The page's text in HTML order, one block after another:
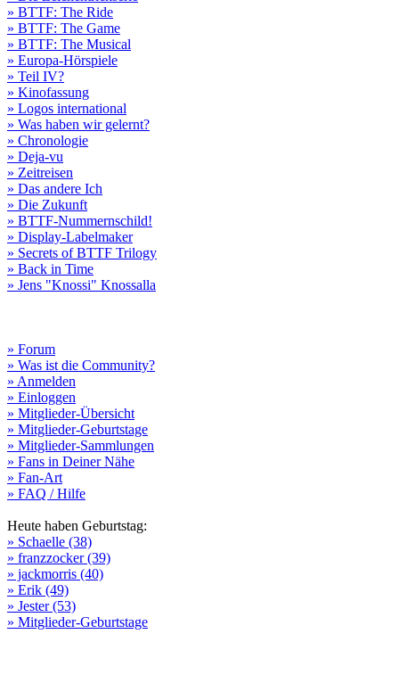
» BTTF: The Ride
» BTTF: The Game
» BTTF: The Musical
» Europa-Hörspiele
» Teil IV?
» Kinofassung
» Logos international
» Was haben wir gelernt?
» Chronologie
» Deja-vu
» Zeitreisen
» Das andere Ich
» Die Zukunft
» BTTF-Nummernschild!
» Display-Labelmaker
» Secrets of BTTF Trilogy
» Back in Time
» Jens "Knossi" Knossalla
» Forum
» Was ist die Community?
» Anmelden
» Einloggen
» Mitglieder-Übersicht
» Mitglieder-Geburtstage
» Mitglieder-Sammlungen
» Fans in Deiner Nähe
» Fan-Art
» FAQ / Hilfe
Heute haben Geburtstag:
» Schaelle (38)
» franzzocker (39)
» jackmorris (40)
» Erik (49)
» Jester (53)
» Mitglieder-Geburtstage